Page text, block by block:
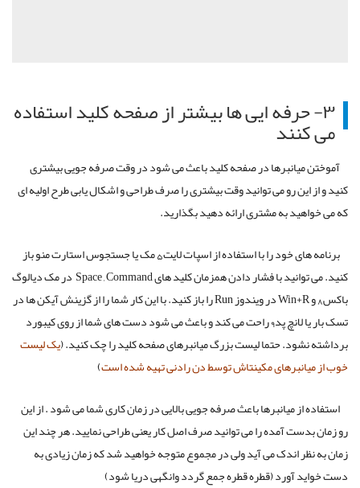
۳- حرفه ایی ها بیشتر از صفحه کلید استفاده
می کنند
آموختن میانبرها در صفحه کلید باعث می شود در وقت صرفه جویی بیشتری
کنید و از این رو می توانید وقت بیشتری را صرف طراحی و اشکال یابی طرح اولیه ای
که می خواهید به مشتری ارائه دهید بگذارید.
برنامه های خود را با استفاده از اسپات لایت۵مک یا جستجوس استارت منو باز
کنید. می توانید با فشار دادن همزمان کلید های Space , Command
در مک دیالوگ
باکس۸
و Win+R در ویندوز Run را باز کنید. با این کار شما را از گزینش آیکن ها در
تسک بار یا لانچ پد۹راحت می کند و باعث می شود دست های شما از روی کیبورد
برداشته نشود. حتما لیست بزرگ میانبرهای صفحه کلید را چک کنید. (یک لیست
خوب از میانبرهای مکینتاش توسط دن رادنی تهیه شده است)
استفاده از میانبرها باعث صرفه جویی بالایی در زمان کاری شما می شود . از این
رو زمان بدست آمده را می توانید صرف اصل کار یعنی طراحی نمایید. هر چند این
زمان به نظر اندک می آید ولی در مجموع متوجه خواهید شد که زمان زیادی به
دست خواید آورد (قطره قطره جمع گردد وانگهی دریا شود)